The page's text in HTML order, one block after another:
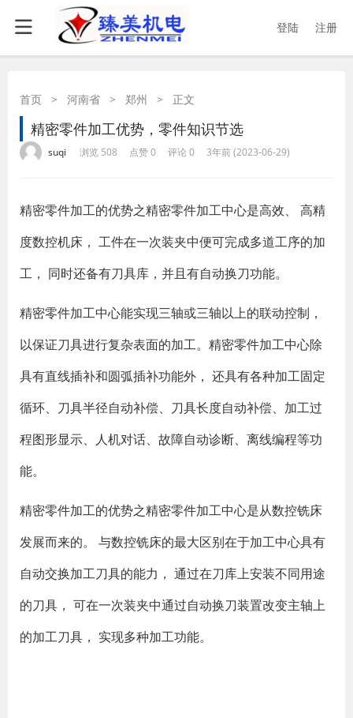
登陆 注册
首页 > 河南省 > 郑州 > 正文
精密零件加工优势，零件知识节选
suqi 浏览 508 点赞 0 评论 0 3年前 (2023-06-29)
精密零件加工的优势之精密零件加工中心是高效、 高精
度数控机床， 工件在一次装夹中便可完成多道工序的加
工， 同时还备有刀具库，并且有自动换刀功能。
精密零件加工中心能实现三轴或三轴以上的联动控制，
以保证刀具进行复杂表面的加工。精密零件加工中心除
具有直线插补和圆弧插补功能外， 还具有各种加工固定
循环、刀具半径自动补偿、刀具长度自动补偿、加工过
程图形显示、人机对话、故障自动诊断、离线编程等功
能。
精密零件加工的优势之精密零件加工中心是从数控铣床
发展而来的。 与数控铣床的最大区别在于加工中心具有
自动交换加工刀具的能力， 通过在刀库上安装不同用途
的刀具， 可在一次装夹中通过自动换刀装置改变主轴上
的加工刀具， 实现多种加工功能。